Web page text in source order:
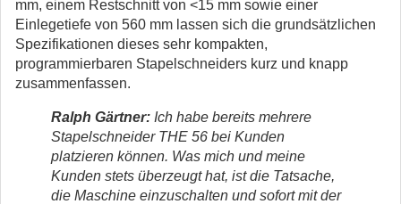
mm, einem Restschnitt von <15 mm sowie einer
Einlegetiefe von 560 mm lassen sich die grundsätzlichen
Spezifikationen dieses sehr kompakten,
programmierbaren Stapelschneiders kurz und knapp
zusammenfassen.
Ralph Gärtner: Ich habe bereits mehrere
Stapelschneider THE 56 bei Kunden
platzieren können. Was mich und meine
Kunden stets überzeugt hat, ist die Tatsache,
die Maschine einzuschalten und sofort mit der